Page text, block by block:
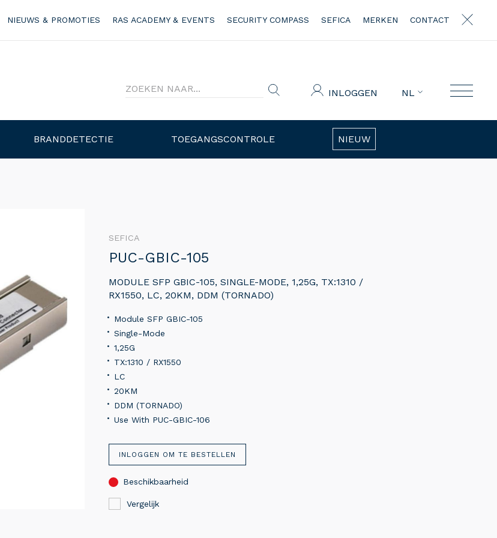
NIEUWS & PROMOTIES RAS ACADEMY & EVENTS SECURITY COMPASS SEFICA MERKEN CONTACT
INLOGGEN NL
BRANDDETECTIE TOEGANGSCONTROLE NIEUW
SEFICA
PUC-GBIC-105
MODULE SFP GBIC-105, SINGLE-MODE, 1,25G, TX:1310 /
RX1550, LC, 20KM, DDM (TORNADO)
Module SFP GBIC-105
Single-Mode
1,25G
TX:1310 / RX1550
LC
20KM
DDM (TORNADO)
Use With PUC-GBIC-106
INLOGGEN OM TE BESTELLEN
Beschikbaarheid
Vergelijk